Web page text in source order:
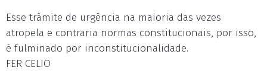
Esse trâmite de urgência na maioria das vezes
atropela e contraria normas constitucionais, por isso,
é fulminado por inconstitucionalidade.
FER CELIO